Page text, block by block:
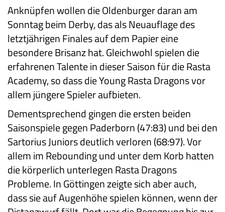
Anknüpfen wollen die Oldenburger daran am
Sonntag beim Derby, das als Neuauflage des
letztjährigen Finales auf dem Papier eine
besondere Brisanz hat. Gleichwohl spielen die
erfahrenen Talente in dieser Saison für die Rasta
Academy, so dass die Young Rasta Dragons vor
allem jüngere Spieler aufbieten.
Dementsprechend gingen die ersten beiden
Saisonspiele gegen Paderborn (47:83) und bei den
Sartorius Juniors deutlich verloren (68:97). Vor
allem im Rebounding und unter dem Korb hatten
die körperlich unterlegen Rasta Dragons
Probleme. In Göttingen zeigte sich aber auch,
dass sie auf Augenhöhe spielen können, wenn der